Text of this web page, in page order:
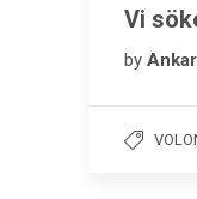
Vi
by